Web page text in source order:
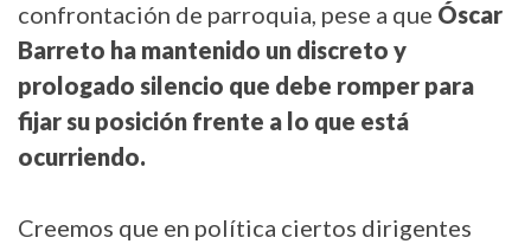
confrontación de parroquia, pese a que Óscar
Barreto ha mantenido un discreto y
prologado silencio que debe romper para
fijar su posición frente a lo que está
ocurriendo.
Creemos que en política ciertos dirigentes